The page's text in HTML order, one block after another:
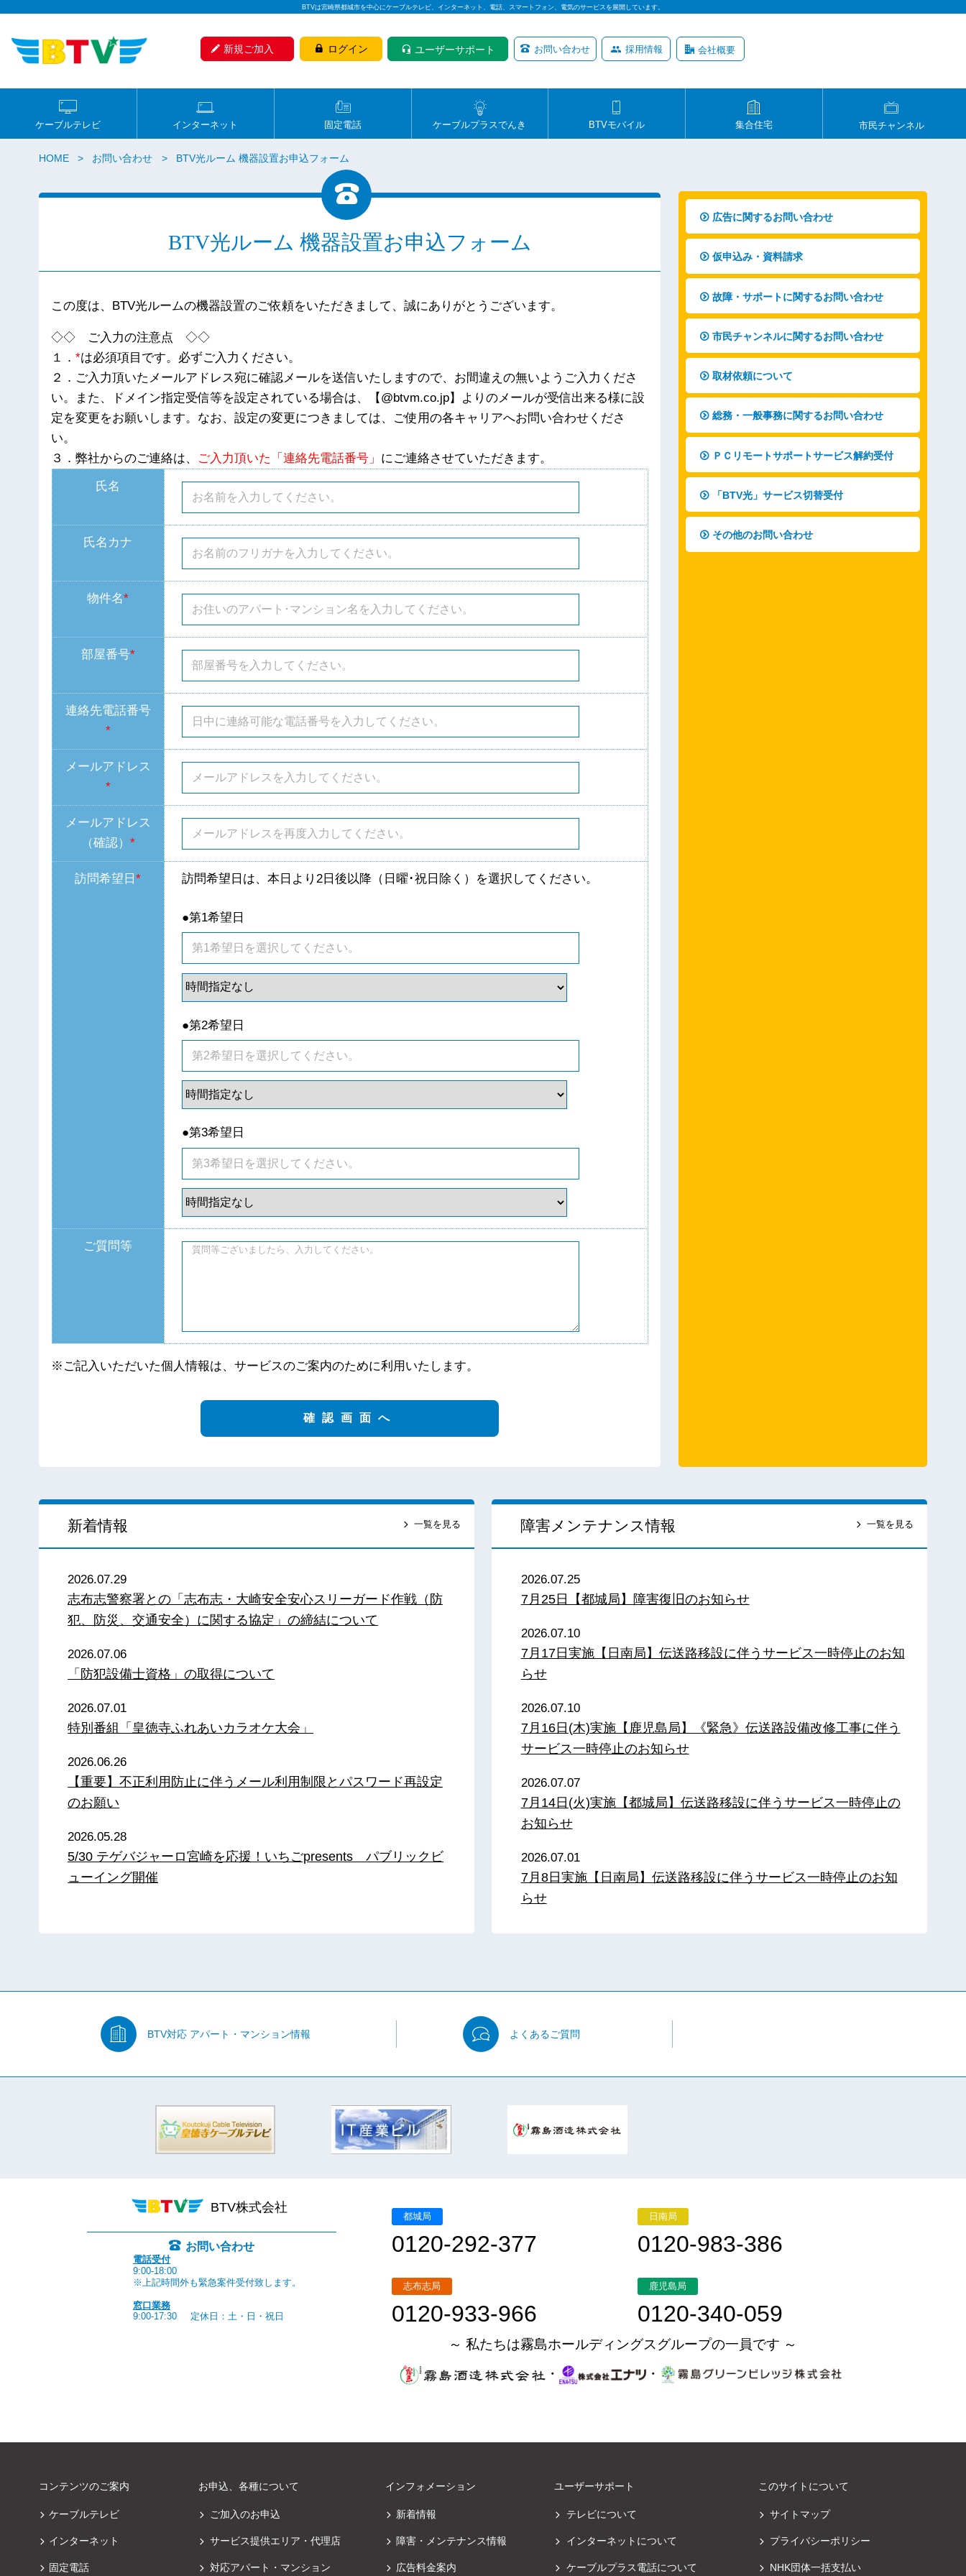
BTVは宮崎県都城市を中心にケーブルテレビ、インターネット、電話、スマートフォン、電気のサービスを展開しています。
新規ご加入 ログイン ユーザーサポート お問い合わせ 採用情報 会社概要
ケーブルテレビ インターネット 固定電話 ケーブルプラスでんき BTVモバイル 集合住宅 市民チャンネル
HOME お問い合わせ BTV光ルーム 機器設置お申込フォーム
BTV光ルーム 機器設置お申込フォーム
この度は、BTV光ルームの機器設置のご依頼をいただきまして、誠にありがとうございます。
◇◇ ご入力の注意点 ◇◇
１．*は必須項目です。必ずご入力ください。
２．ご入力頂いたメールアドレス宛に確認メールを送信いたしますので、お間違えの無いようご入力くださ
い。また、ドメイン指定受信等を設定されている場合は、【@btvm.co.jp】よりのメールが受信出来る様に設
定を変更をお願いします。なお、設定の変更につきましては、ご使用の各キャリアへお問い合わせくださ
い。
３．弊社からのご連絡は、
ご入力頂いた「連絡先電話番号」 にご連絡させていただきます。
氏名
氏名カナ
物件名*
部屋番号*
連絡先電話番号
*
メールアドレス
*
メールアドレス
（確認） *
訪問希望日* 訪問希望日は、本日より2日後以降（日曜･祝日除く）を選択してください。
●第1希望日
●第2希望日
●第3希望日
ご質問等
※ご記入いただいた個人情報は、サービスのご案内のために利用いたします。
広告に関するお問い合わせ
仮申込み・資料請求
故障・サポートに関するお問い合わせ
市民チャンネルに関するお問い合わせ
取材依頼について
総務・一般事務に関するお問い合わせ
ＰＣリモートサポートサービス解約受付
「BTV光」サービス切替受付
その他のお問い合わせ
新着情報 一覧を見る
2026.07.29
志布志警察署との「志布志・大崎安全安心スリーガード作戦（防
犯、防災、交通安全）に関する協定」の締結について
2026.07.06
「防犯設備士資格」の取得について
2026.07.01
特別番組「皇徳寺ふれあいカラオケ大会」
2026.06.26
【重要】不正利用防止に伴うメール利用制限とパスワード再設定
のお願い
2026.05.28
5/30 テゲバジャーロ宮崎を応援！いちごpresents パブリックビ
ューイング開催
障害メンテナンス情報 一覧を見る
2026.07.25
7月25日【都城局】障害復旧のお知らせ
2026.07.10
7月17日実施【日南局】伝送路移設に伴うサービス一時停止のお知
らせ
2026.07.10
7月16日(木)実施【鹿児島局】《緊急》伝送路設備改修工事に伴う
サービス一時停止のお知らせ
2026.07.07
7月14日(火)実施【都城局】伝送路移設に伴うサービス一時停止の
お知らせ
2026.07.01
7月8日実施【日南局】伝送路移設に伴うサービス一時停止のお知
らせ
BTV対応 アパート・マンション情報 よくあるご質問
BTV株式会社
お問い合わせ
電話受付
9:00-18:00
※上記時間外も緊急案件受付致します。
窓口業務
9:00-17:30
定休日：土・日・祝日
都城局
0120-292-377
日南局
0120-983-386
志布志局
0120-933-966
鹿児島局
0120-340-059
～ 私たちは霧島ホールディングスグループの一員です ～
・
・
コンテンツのご案内
ケーブルテレビ
インターネット
固定電話
お申込、各種について
ご加入のお申込
サービス提供エリア・代理店
対応アパート・マンション
インフォメーション
新着情報
障害・メンテナンス情報
広告料金案内
ユーザーサポート
テレビについて
インターネットについて
ケーブルプラス電話について
このサイトについて
サイトマップ
プライバシーポリシー
NHK団体一括支払い